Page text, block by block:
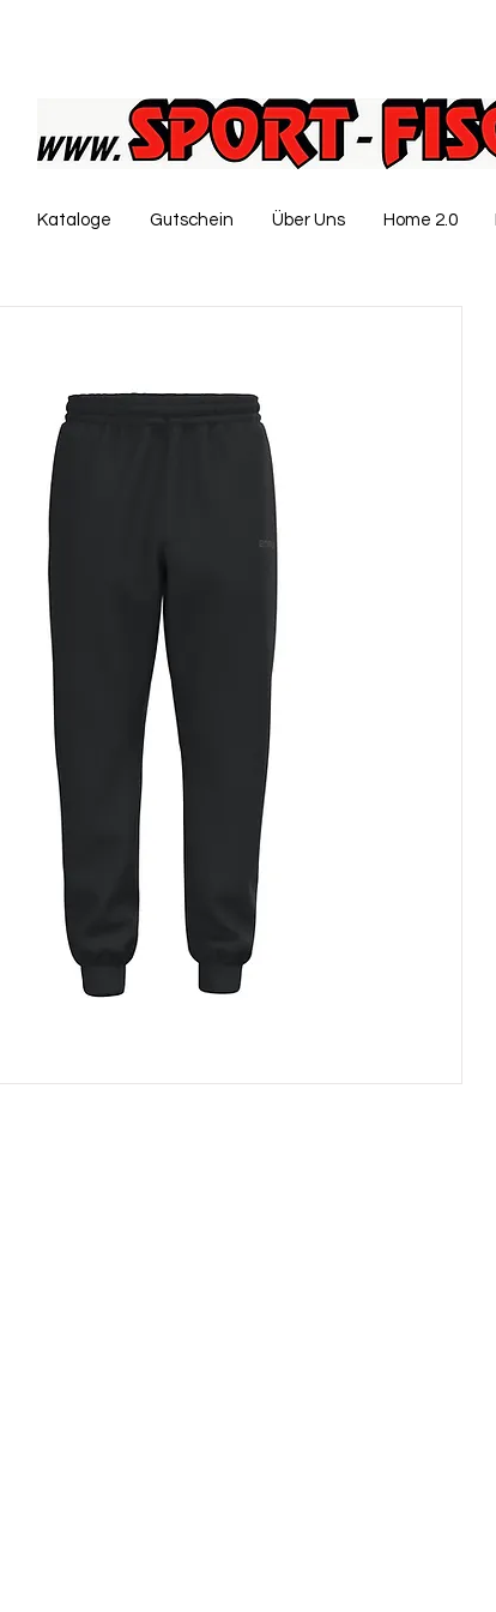
Kataloge Gutschein Über Uns Home 2.0